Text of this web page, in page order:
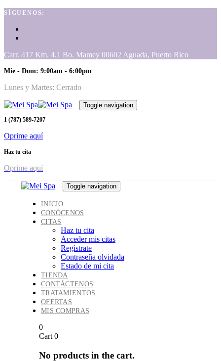
Skip
Skip
primary
navigation
to
SÍGUENOS:
Carr. 417 Km. 4.1 Bo. Mamey 00602 Aguada, Puerto Rico
Mie - Dom: 9:00am - 6:00pm
Lunes y Martes: Cerrado
Toggle navigation
1 (787) 589-7207
Oprime aquí
Haz tu cita
Oprime aquí
Toggle navigation
INICIO
CONÓCENOS
CITAS
Haz tu cita
Acceder mis citas
Regístrate
Contraseña olvidada
Estado de mi cita
TIENDA
CONTÁCTENOS
TRATAMIENTOS
OFERTAS
MIS COMPRAS
0
Cart0
No products in the cart.